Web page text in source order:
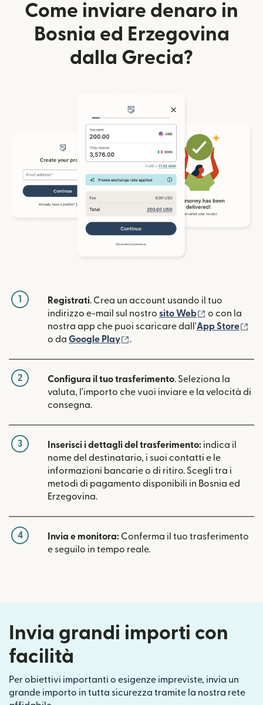
Come inviare denaro in
Bosnia ed Erzegovina
dalla Grecia?
1 Registrati. Crea un account usando il tuo
indirizzo e-mail sul nostro sito Web (si apre in
o con la
nostra app che puoi scaricare dall'App Store
o da Google Play .
2 Configura il tuo trasferimento. Seleziona la
valuta, l'importo che vuoi inviare e la velocità di
consegna.
3 Inserisci i dettagli del trasferimento: indica il
nome del destinatario, i suoi contatti e le
informazioni bancarie o di ritiro. Scegli tra i
metodi di pagamento disponibili in Bosnia ed
Erzegovina.
4 Invia e monitora: Conferma il tuo trasferimento
e seguilo in tempo reale.
Invia grandi importi con
facilità
Per obiettivi importanti o esigenze impreviste, invia un
grande importo in tutta sicurezza tramite la nostra rete